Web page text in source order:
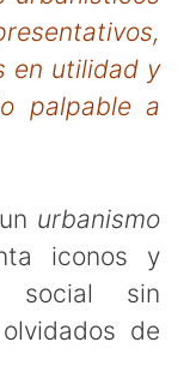
en utilidad y
palpable a
urbanismo
iconos y
social sin
de